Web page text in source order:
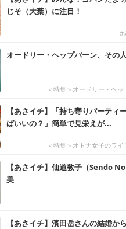
じそ（大葉）に注目！
#
オードリー・ヘップバーン、その
＜特集＞オードリー・ヘッ
【あさイチ】「持ち寄りパーティ
ばいいの？」簡単で見栄えが...
＜特集＞オトナ女子のラ
【あさイチ】仙道敦子（Sendo
美
【あさイチ】濱田岳さんの結婚か